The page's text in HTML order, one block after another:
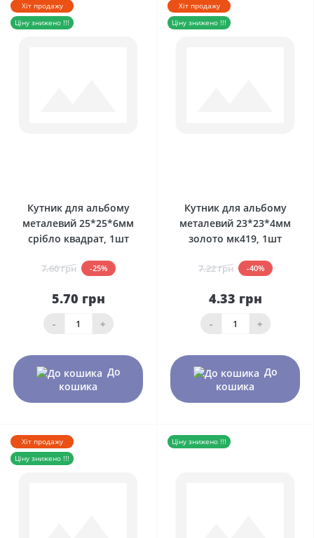
Хіт продажу
Ціну знижено !!!
Кутник для альбому
металевий 25*25*6мм
срібло квадрат, 1шт
7.60 грн -25%
5.70 грн
- +
До
кошика
Хіт продажу
Ціну знижено !!!
Кутник для альбому
металевий 23*23*4мм
золото мк419, 1шт
7.22 грн -40%
4.33 грн
- +
До
кошика
Хіт продажу
Ціну знижено !!!
Ціну знижено !!!